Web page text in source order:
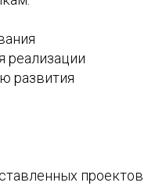
реализации
развития
проектов